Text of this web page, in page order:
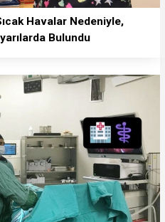
Havalar Nedeniyle,
Bulundu